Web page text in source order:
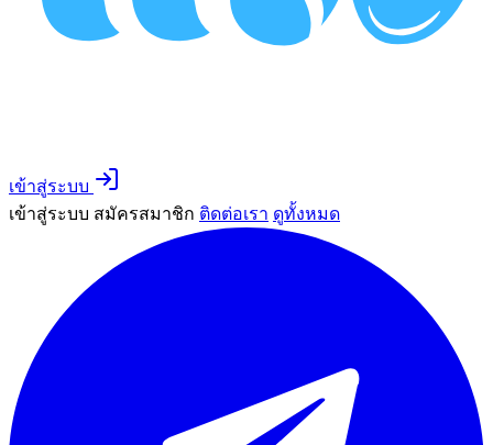
เข้าสู่ระบบ
เข้าสู่ระบบ สมัครสมาชิก ติดต่อเรา ดูทั้งหมด